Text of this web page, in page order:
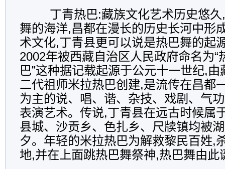
丁青热巴:藏族文化艺术历史悠久
舞的海洋,昌都在漫长的历史长河中形
术文化,丁青县更可以说是热巴舞的起
2002年被西藏自治区人民政府命名为“
巴”这种据记载起源于公元十一世纪,
二代祖师米拉热巴创建,是流传在昌都
为主的说、唱、谐、杂技、戏剧、气
表演艺术。传说,丁青县在远古时候属
县城、沙贡乡、色扎乡、尺牍镇均被
夕。年轻的米拉热巴为解救黎民百姓,
地,并在上面跳热巴舞祭神,热巴舞由此